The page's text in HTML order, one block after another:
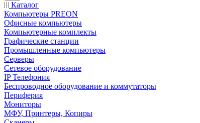
Каталог
Компьютеры PREON
Офисные компьютеры
Компьютерные комплекты
Графические станции
Промышленные компьютеры
Серверы
Сетевое оборудование
IP Телефония
Беспроводное оборудование и коммутаторы
Периферия
Мониторы
МФУ, Принтеры, Копиры